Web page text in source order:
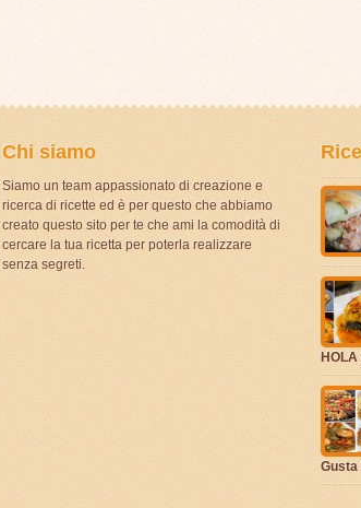
Chi siamo
Siamo un team appassionato di creazione e
ricerca di ricette ed è per questo che abbiamo
creato questo sito per te che ami la comodità di
cercare la tua ricetta per poterla realizzare
senza segreti.
HOLA